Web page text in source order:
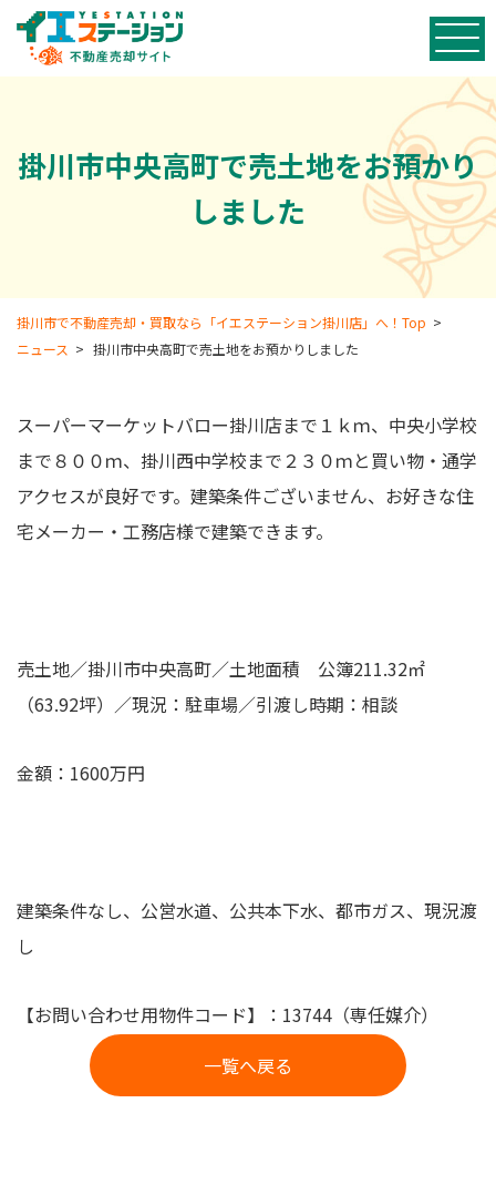
掛川市中央高町で売土地をお預かり
しました
掛川市で不動産売却・買取なら「イエステーション掛川店」へ！Top >
ニュース > 掛川市中央高町で売土地をお預かりしました
スーパーマーケットバロー掛川店まで１ｋｍ、中央小学校
まで８００ｍ、掛川西中学校まで２３０ｍと買い物・通学
アクセスが良好です。建築条件ございません、お好きな住
宅メーカー・工務店様で建築できます。
売土地／掛川市中央高町／土地面積 公簿211.32㎡
（63.92坪）／現況：駐車場／引渡し時期：相談
金額：1600万円
建築条件なし、公営水道、公共本下水、都市ガス、現況渡
し
【お問い合わせ用物件コード】：13744（専任媒介）
一覧へ戻る